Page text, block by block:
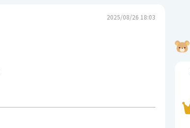
2025/08/26 18:03